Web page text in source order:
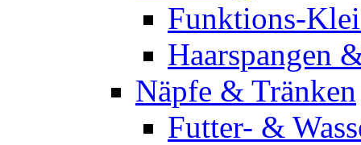
Funktions-
Haarspangen
Näpfe & Tränken
Futter- &